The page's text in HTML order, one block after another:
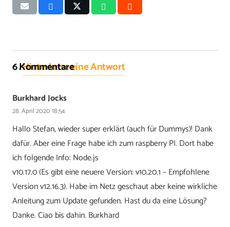
6Kommentare
.Hinterlasse eine Antwort
Burkhard Jocks
28. April 2020 18:54
Hallo Stefan, wieder super erklärt (auch für Dummys)! Dank
dafür. Aber eine Frage habe ich zum raspberry PI. Dort habe
ich folgende Info: Node.js
v10.17.0 (Es gibt eine neuere Version: v10.20.1 – Empfohlene
Version v12.16.3). Habe im Netz geschaut aber keine wirkliche
Anleitung zum Update gefunden. Hast du da eine Lösung?
Danke. Ciao bis dahin. Burkhard